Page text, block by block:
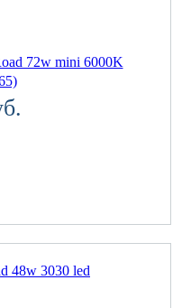
72w mini 6000K